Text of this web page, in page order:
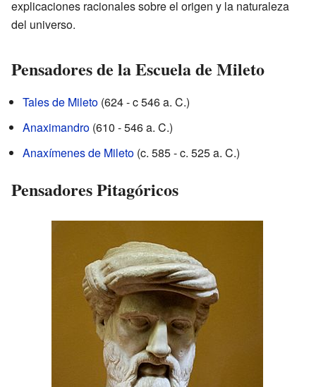
explicaciones racionales sobre el origen y la naturaleza
del universo.
Pensadores de la Escuela de Mileto
Tales de Mileto (624 - c 546 a. C.)
Anaximandro (610 - 546 a. C.)
Anaxímenes de Mileto (c. 585 - c. 525 a. C.)
Pensadores Pitagóricos